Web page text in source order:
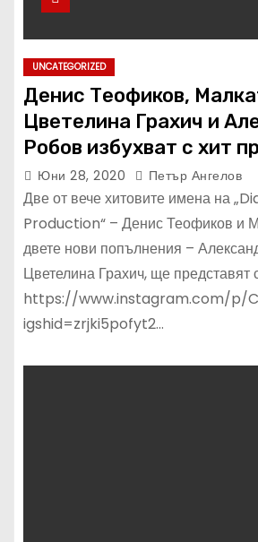
UNCATEGORIZED
Денис Теофиков,
Цветелина Грахич и
Робов избухват с хит
Юни 28, 2020 Петър Ангелов
Две от вече хитовите имена на
Production“ – Денис Теофиков и
двете нови попълнения –
Цветелина Грахич, ще представят
https://www.instagram.com/p/
igshid=zrjki5pofyt2…